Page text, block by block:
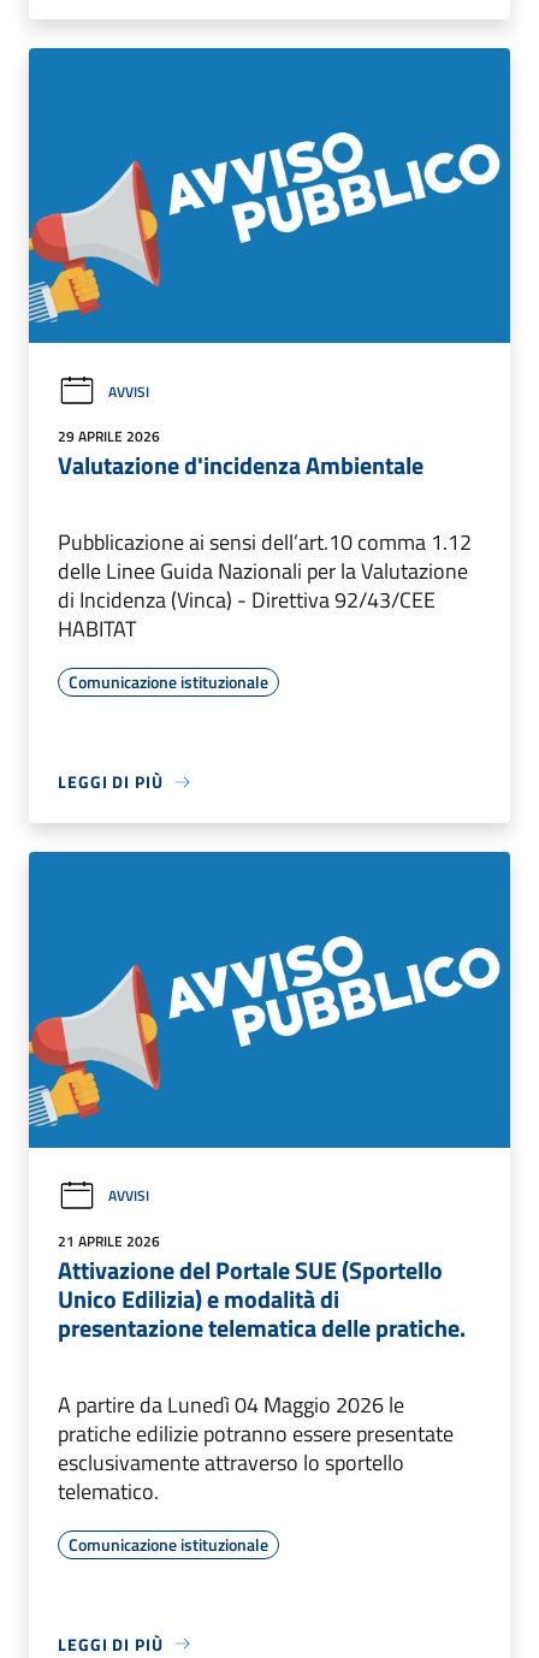
AVVISI
29 APRILE 2026
Valutazione d'incidenza Ambientale
Pubblicazione ai sensi dell’art.10 comma 1.12
delle Linee Guida Nazionali per la Valutazione
di Incidenza (Vinca) - Direttiva 92/43/CEE
HABITAT
Comunicazione istituzionale
LEGGI DI PIÙ
AVVISI
21 APRILE 2026
Attivazione del Portale SUE (Sportello
Unico Edilizia) e modalità di
presentazione telematica delle pratiche.
A partire da Lunedì 04 Maggio 2026 le
pratiche edilizie potranno essere presentate
esclusivamente attraverso lo sportello
telematico.
Comunicazione istituzionale
LEGGI DI PIÙ